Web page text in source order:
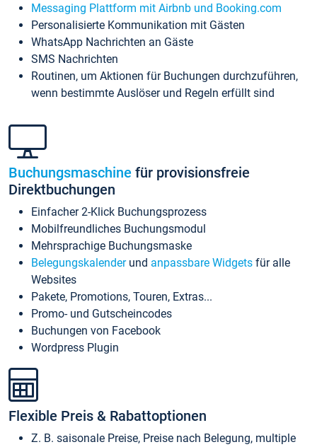
Messaging Plattform mit Airbnb und Booking.com
Personalisierte Kommunikation mit Gästen
WhatsApp Nachrichten an Gäste
SMS Nachrichten
Routinen, um Aktionen für Buchungen durchzuführen,
wenn bestimmte Auslöser und Regeln erfüllt sind
Buchungsmaschine für provisionsfreie
Direktbuchungen
Einfacher 2-Klick Buchungsprozess
Mobilfreundliches Buchungsmodul
Mehrsprachige Buchungsmaske
Belegungskalenderund anpassbare Widgets für alle
Websites
Pakete, Promotions, Touren, Extras...
Promo- und Gutscheincodes
Buchungen von Facebook
Wordpress Plugin
Flexible Preis & Rabattoptionen
Z. B. saisonale Preise, Preise nach Belegung, multiple